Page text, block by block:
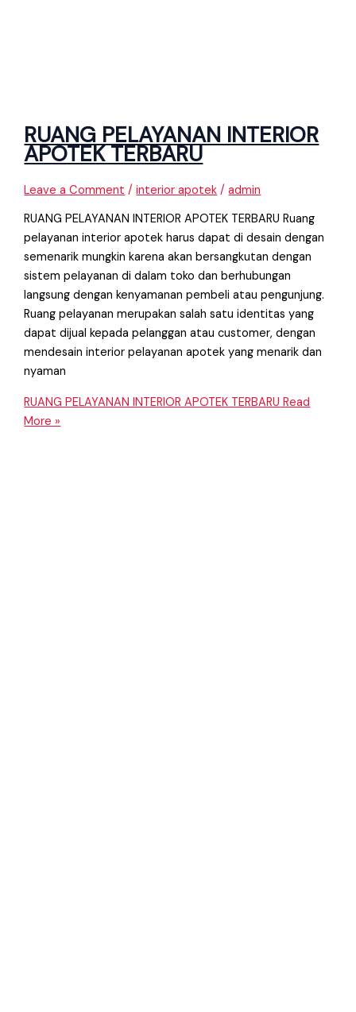
RUANG PELAYANAN INTERIOR
APOTEK TERBARU
Leave a Comment /interior apotek /admin
RUANG PELAYANAN INTERIOR APOTEK TERBARU Ruang
pelayanan interior apotek harus dapat di desain dengan
semenarik mungkin karena akan bersangkutan dengan
sistem pelayanan di dalam toko dan berhubungan
langsung dengan kenyamanan pembeli atau pengunjung.
Ruang pelayanan merupakan salah satu identitas yang
dapat dijual kepada pelanggan atau customer, dengan
mendesain interior pelayanan apotek yang menarik dan
nyaman
RUANG PELAYANAN INTERIOR APOTEK TERBARU Read
More »